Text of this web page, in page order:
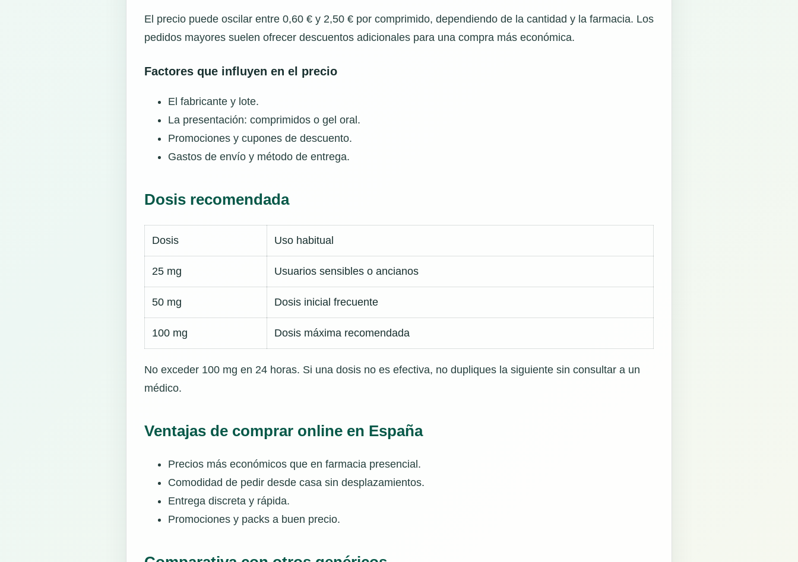
El precio puede oscilar entre 0,60 € y 2,50 € por comprimido, dependiendo de la cantidad y la farmacia. Los
pedidos mayores suelen ofrecer descuentos adicionales para una compra más económica.
Factores que influyen en el precio
El fabricante y lote.
La presentación: comprimidos o gel oral.
Promociones y cupones de descuento.
Gastos de envío y método de entrega.
Dosis recomendada
Dosis Uso habitual
25 mg Usuarios sensibles o ancianos
50 mg Dosis inicial frecuente
100 mg Dosis máxima recomendada
No exceder 100 mg en 24 horas. Si una dosis no es efectiva, no dupliques la siguiente sin consultar a un
médico.
Ventajas de comprar online en España
Precios más económicos que en farmacia presencial.
Comodidad de pedir desde casa sin desplazamientos.
Entrega discreta y rápida.
Promociones y packs a buen precio.